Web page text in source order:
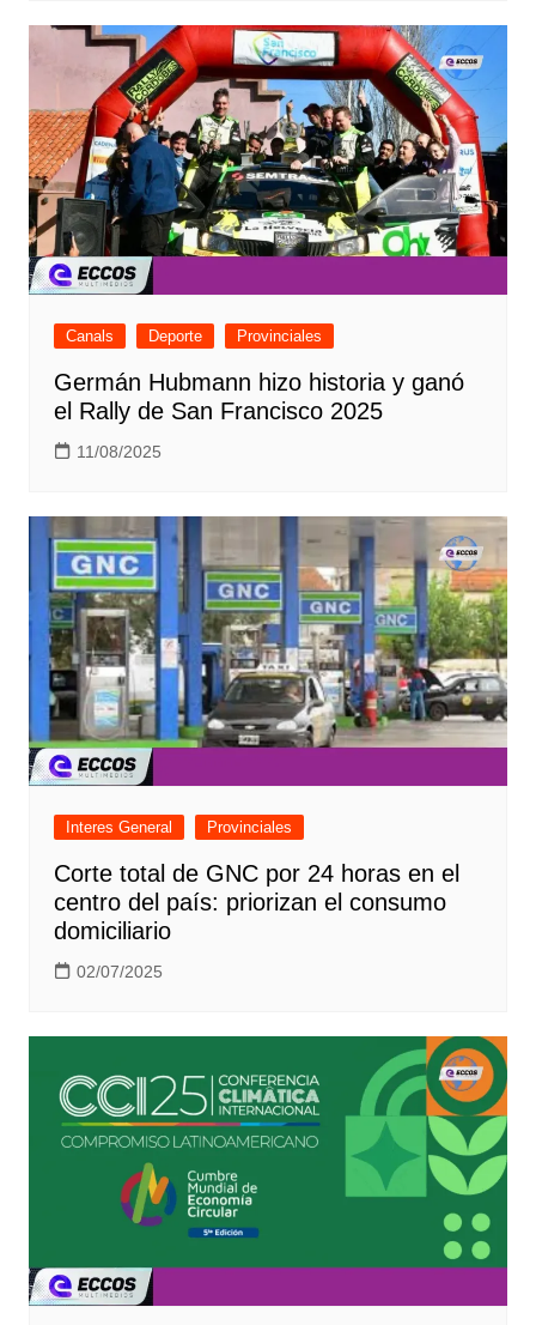
Canals Deporte Provinciales
Germán Hubmann hizo historia y ganó
el Rally de San Francisco 2025
11/08/2025
Interes General Provinciales
Corte total de GNC por 24 horas en el
centro del país: priorizan el consumo
domiciliario
02/07/2025